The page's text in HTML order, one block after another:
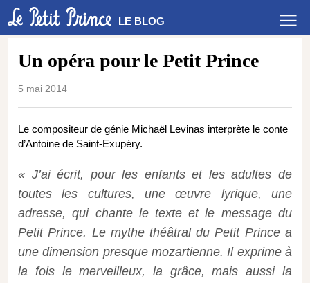
LE BLOG
Un opéra pour le Petit Prince
5 mai 2014
Le compositeur de génie Michaël Levinas interprète le conte
d’Antoine de Saint-Exupéry.
« J’ai écrit, pour les enfants et les adultes de
toutes les cultures, une œuvre lyrique, une
adresse, qui chante le texte et le message du
Petit Prince. Le mythe théâtral du Petit Prince a
une dimension presque mozartienne. Il exprime à
la fois le merveilleux, la grâce, mais aussi la